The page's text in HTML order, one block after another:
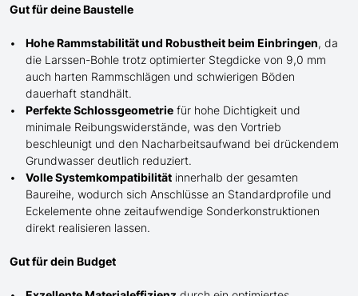
Gut für deine Baustelle
Hohe Rammstabilität und Robustheit beim Einbringen, da
die Larssen-Bohle trotz optimierter Stegdicke von 9,0 mm
auch harten Rammschlägen und schwierigen Böden
dauerhaft standhält.
Perfekte Schlossgeometrie für hohe Dichtigkeit und
minimale Reibungswiderstände, was den Vortrieb
beschleunigt und den Nacharbeitsaufwand bei drückendem
Grundwasser deutlich reduziert.
Volle Systemkompatibilität innerhalb der gesamten
Baureihe, wodurch sich Anschlüsse an Standardprofile und
Eckelemente ohne zeitaufwendige Sonderkonstruktionen
direkt realisieren lassen.
Gut für dein Budget